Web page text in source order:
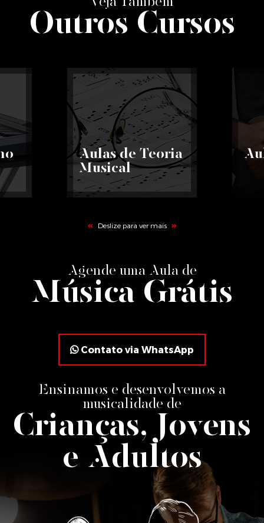
Outros Cursos
Aulas de Teoria
Musical
Deslize para ver mais
Agende uma Aula de
Música Grátis
Contato via WhatsApp
Ensinamos e desenvolvemos a
musicalidade de
Crianças, Jovens
e Adultos